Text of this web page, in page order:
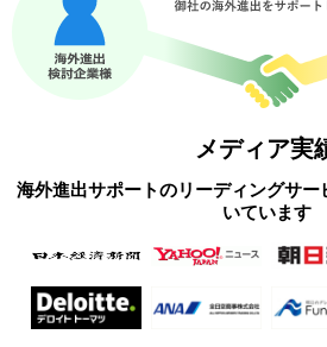
メディア実
海外進出サポートのリーディングサ
いています